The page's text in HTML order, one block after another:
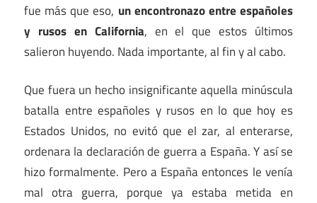
fue más que eso, un encontronazo entre españoles
y rusos en California, en el que estos últimos
salieron huyendo. Nada importante, al fin y al cabo.
Que fuera un hecho insignificante aquella minúscula
batalla entre españoles y rusos en lo que hoy es
Estados Unidos, no evitó que el zar, al enterarse,
ordenara la declaración de guerra a España. Y así se
hizo formalmente. Pero a España entonces le venía
mal otra guerra, porque ya estaba metida en